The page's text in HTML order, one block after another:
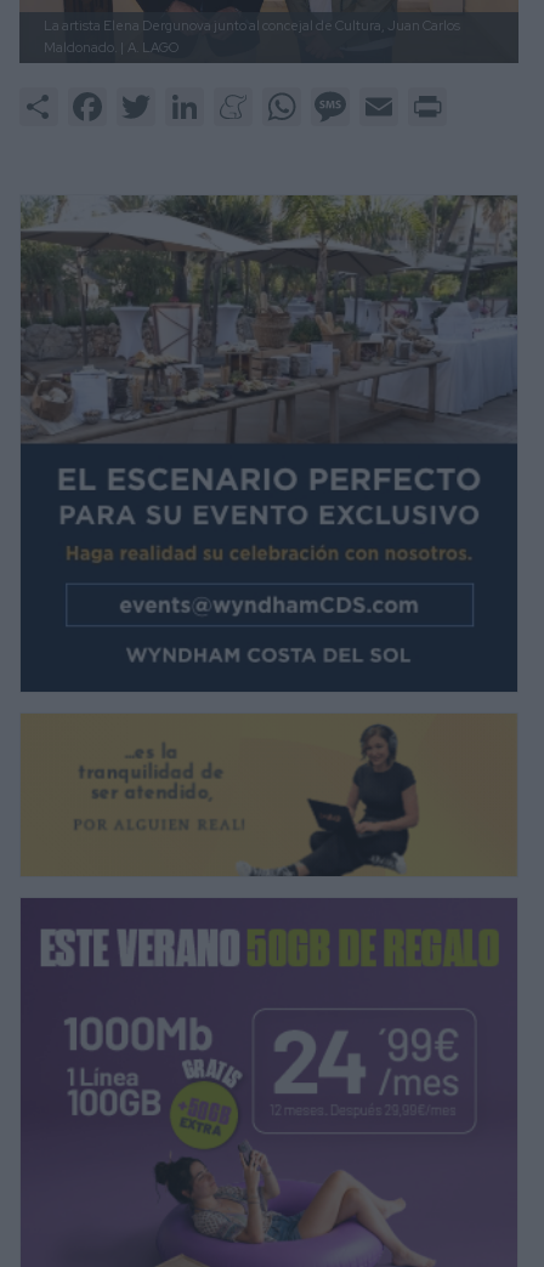
La artista Elena Dergunova junto al concejal de Cultura, Juan Carlos
Maldonado. | A. LAGO
Share FacebookTwitter LinkedInMeneameWhatsAppMessage
Email